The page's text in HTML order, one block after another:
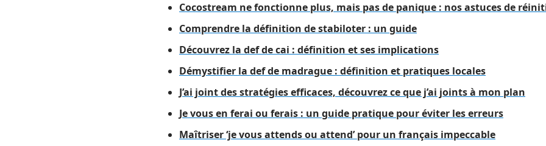
Cocostream ne fonctionne plus, mais pas de panique : nos astuces de
Comprendre la définition de stabiloter : un guide
Découvrez la def de cai : définition et ses implications
Démystifier la def de madrague : définition et pratiques locales
J’ai joint des stratégies efficaces, découvrez ce que j’ai joints à mon plan
Je vous en ferai ou ferais : un guide pratique pour éviter les erreurs
Maîtriser ‘je vous attends ou attend’ pour un français impeccable